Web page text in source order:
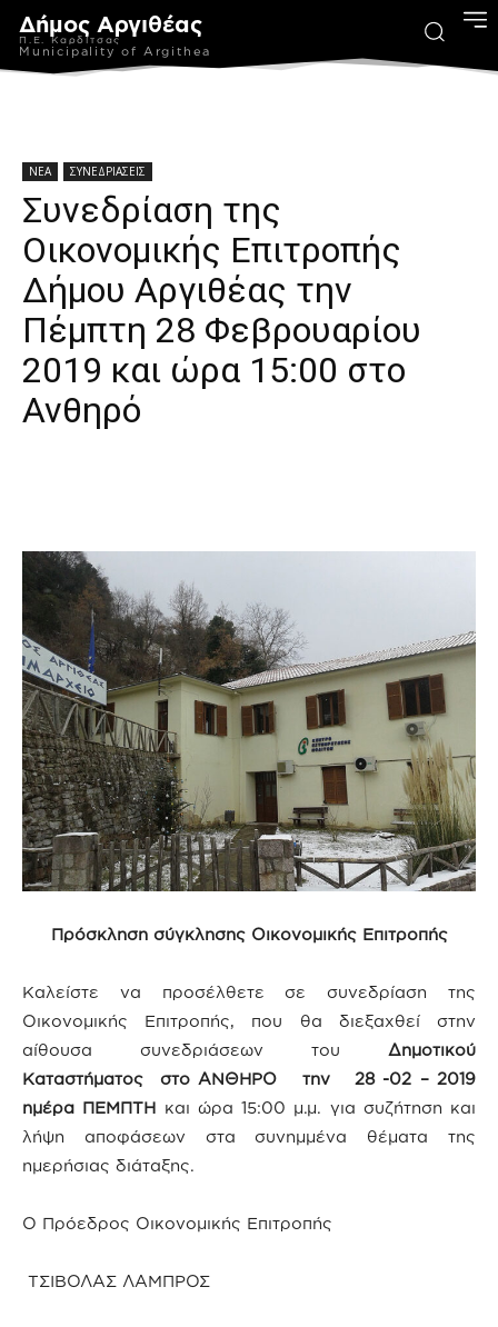
Δήμος Αργιθέας
Π.Ε. Καρδίτσας
Municipality of Argithea
ΝΕΑ ΣΥΝΕΔΡΙΑΣΕΙΣ
Συνεδρίαση της
Οικονομικής Επιτροπής
Δήμου Αργιθέας την
Πέμπτη 28 Φεβρουαρίου
2019 και ώρα 15:00 στο
Ανθηρό
Πρόσκληση σύγκλησης Οικονομικής Επιτροπής
Καλείστε να προσέλθετε σε συνεδρίαση της
Οικονομικής Επιτροπής, που θα διεξαχθεί στην
αίθουσα συνεδριάσεων του Δημοτικού
Καταστήματος στο ΑΝΘΗΡΟ την 28 -02 – 2019
ημέρα ΠΕΜΠΤΗ και ώρα 15:00 μ.μ. για συζήτηση και
λήψη αποφάσεων στα συνημμένα θέματα της
ημερήσιας διάταξης.
Ο Πρόεδρος Οικονομικής Επιτροπής
ΤΣΙΒΟΛΑΣ ΛΑΜΠΡΟΣ